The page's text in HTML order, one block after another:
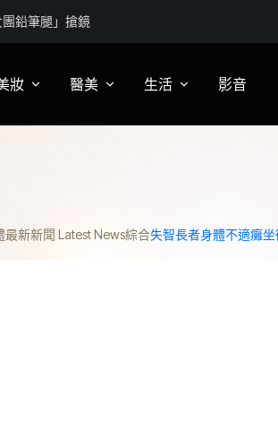
生命經驗打造
妝
專家建議
醫美
醫美實測
生活
旅遊
影音
最新新聞 Latest News綜合失智長者身體不適癱